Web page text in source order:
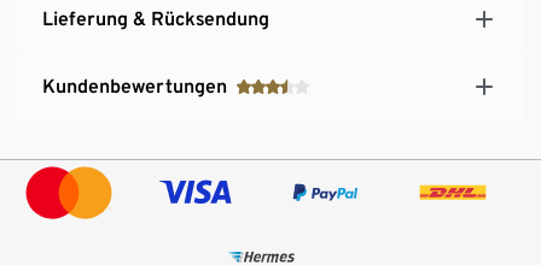
Lieferung & Rücksendung
Kundenbewertungen